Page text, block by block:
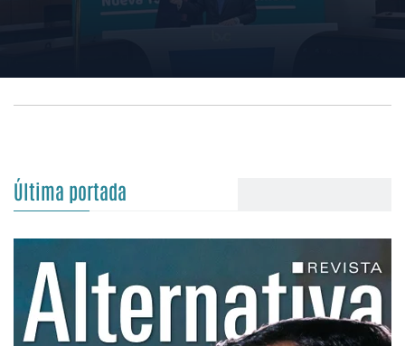
Última portada